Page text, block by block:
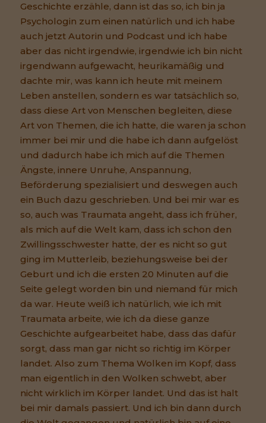
Geschichte erzähle, dann ist das so, ich bin ja
Psychologin zum einen natürlich und ich habe
auch jetzt Autorin und Podcast und ich habe
aber das nicht irgendwie, irgendwie ich bin nicht
irgendwann aufgewacht, heurikamäßig und
dachte mir, was kann ich heute mit meinem
Leben anstellen, sondern es war tatsächlich so,
dass diese Art von Menschen begleiten, diese
Art von Themen, die ich hatte, die waren ja schon
immer bei mir und die habe ich dann aufgelöst
und dadurch habe ich mich auf die Themen
Ängste, innere Unruhe, Anspannung,
Beförderung spezialisiert und deswegen auch
ein Buch dazu geschrieben. Und bei mir war es
so, auch was Traumata angeht, dass ich früher,
als mich auf die Welt kam, dass ich schon den
Zwillingsschwester hatte, der es nicht so gut
ging im Mutterleib, beziehungsweise bei der
Geburt und ich die ersten 20 Minuten auf die
Seite gelegt worden bin und niemand für mich
da war. Heute weiß ich natürlich, wie ich mit
Traumata arbeite, wie ich da diese ganze
Geschichte aufgearbeitet habe, dass das dafür
sorgt, dass man gar nicht so richtig im Körper
landet. Also zum Thema Wolken im Kopf, dass
man eigentlich in den Wolken schwebt, aber
nicht wirklich im Körper landet. Und das ist halt
bei mir damals passiert. Und ich bin dann durch